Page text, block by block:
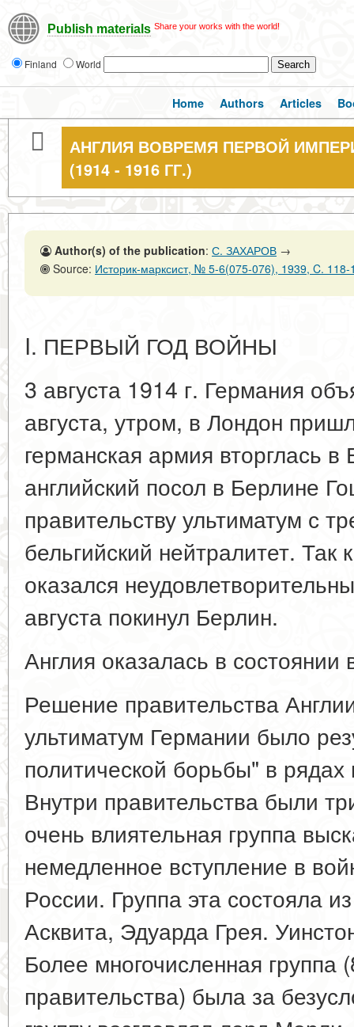
Publish materials Share your works with the world!
Finland World
Home Authors Articles
АНГЛИЯ ВОВРЕМЯ ПЕРВОЙ
(1914 - 1916 ГГ.)
Author(s) of the publication: С. ЗАХАРОВ →
Source: Историк-марксист, № 5-6(075-076), 1939, C. 118-
I. ПЕРВЫЙ ГОД ВОЙНЫ
3 августа 1914 г. Германия
августа, утром, в Лондон
германская армия вторглась
английский посол в Берлине
правительству ультиматум с
бельгийский нейтралитет. Так
оказался
августа покинул Берлин.
Англия оказалась в
Решение правительства
ультиматум Германии было
политической борьбы" в
Внутри правительства были
очень влиятельная группа
немедленное вступление в
России. Группа эта состояла
Асквита, Эдуарда Грея.
Более многочисленная группа
правительства) была за